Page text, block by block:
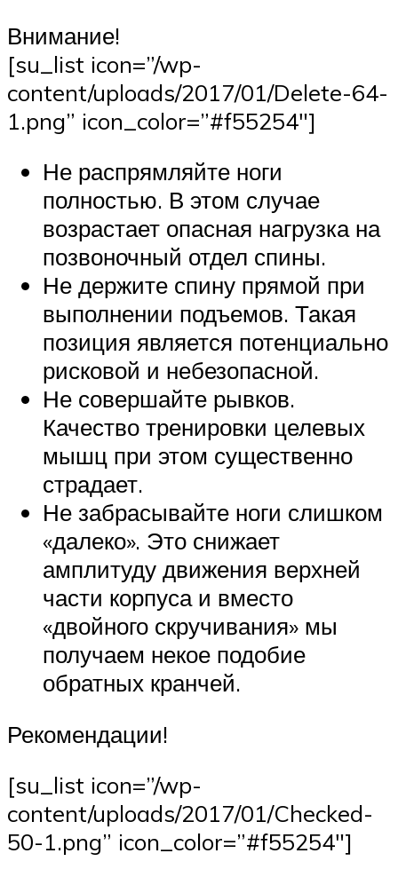
Внимание!
[su_list icon=”/wp-
content/uploads/2017/01/Delete-64-
1.png” icon_color=”#f55254″]
Не распрямляйте ноги
полностью. В этом случае
возрастает опасная нагрузка на
позвоночный отдел спины.
Не держите спину прямой при
выполнении подъемов. Такая
позиция является потенциально
рисковой и небезопасной.
Не совершайте рывков.
Качество тренировки целевых
мышц при этом существенно
страдает.
Не забрасывайте ноги слишком
«далеко». Это снижает
амплитуду движения верхней
части корпуса и вместо
«двойного скручивания» мы
получаем некое подобие
обратных кранчей.
Рекомендации!
[su_list icon=”/wp-
content/uploads/2017/01/Checked-
50-1.png” icon_color=”#f55254″]